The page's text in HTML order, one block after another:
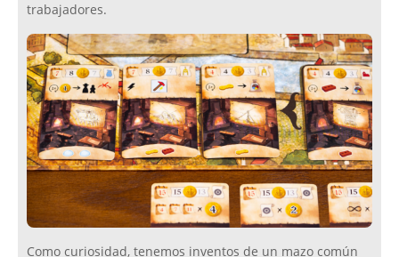
trabajadores.
Como curiosidad, tenemos inventos de un mazo común